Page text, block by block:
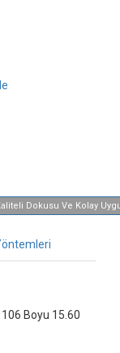
Dokusu Ve Kolay
106 Boyu 15.60